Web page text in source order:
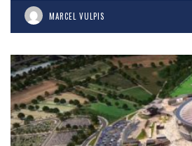
MARCEL VULPIS